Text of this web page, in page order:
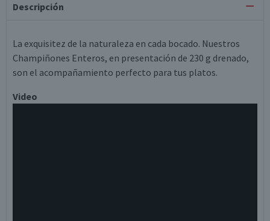
Descripción
La exquisitez de la naturaleza en cada bocado. Nuestros
Champiñones Enteros, en presentación de 230 g drenado,
son el acompañamiento perfecto para tus platos.
Video